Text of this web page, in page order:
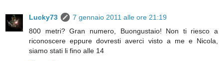
Lucky73
7 gennaio 2011 alle ore 21:19
800 metri? Gran numero, Buongustaio! Non ti riesco a
riconoscere eppure dovresti averci visto a me e Nicola,
siamo stati li fino alle 14